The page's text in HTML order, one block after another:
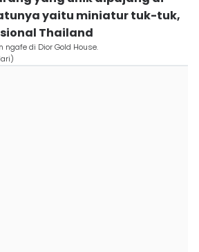
yaitu miniatur tuk-tuk,
Thailand
ngafe di Dior Gold House.